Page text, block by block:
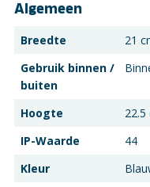
Algemeen
Breedte
21
Gebruik binnen /
buiten
Hoogte
22.5
IP-Waarde
44
Kleur